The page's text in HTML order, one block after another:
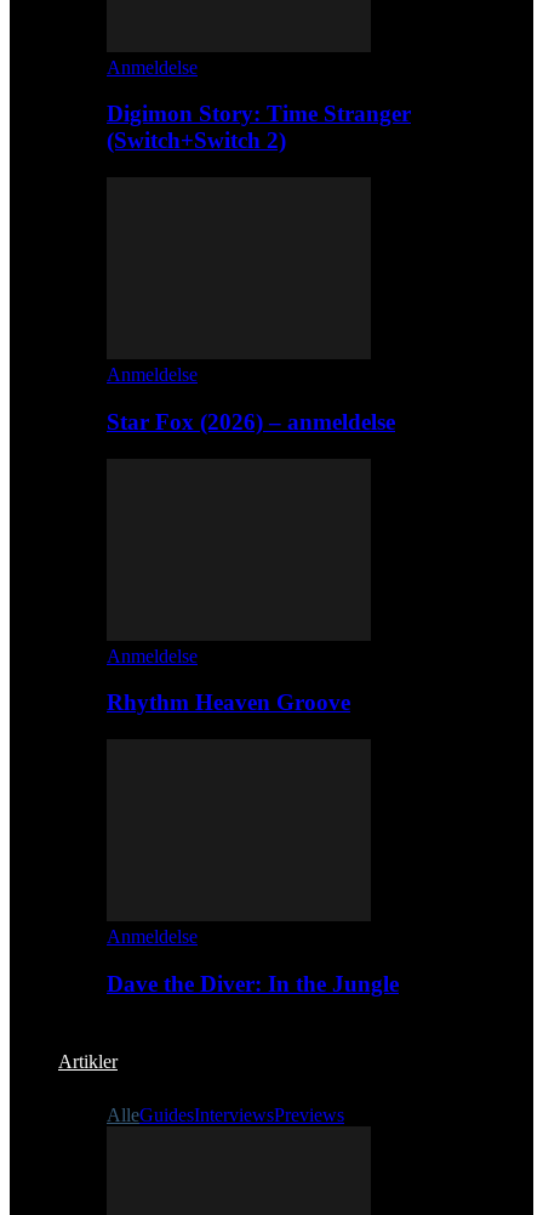
Anmeldelse
Digimon Story: Time Stranger
(Switch+Switch 2)
Anmeldelse
Star Fox (2026) – anmeldelse
Anmeldelse
Rhythm Heaven Groove
Anmeldelse
Dave the Diver: In the Jungle
Artikler
AlleGuidesInterviewsPreviews